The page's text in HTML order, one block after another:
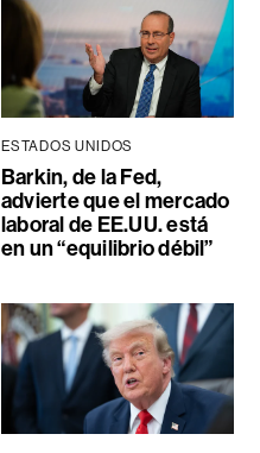
ESTADOS UNIDOS
Barkin, de la Fed,
advierte que el mercado
laboral de EE.UU. está
en un “equilibrio débil”